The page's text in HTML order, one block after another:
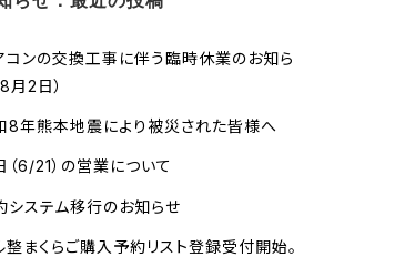
コンの交換工事に伴う臨時休業のお知ら
月2日）
8年熊本地震により被災された皆様へ
（6/21）の営業について
システム移行のお知らせ
整まくらご購入予約リスト登録受付開始。